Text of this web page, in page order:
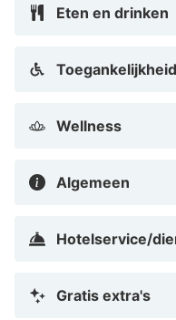
Eten en drinken
Toegankelijkheid
Wellness
Algemeen
Hotelservice/
Gratis extra's